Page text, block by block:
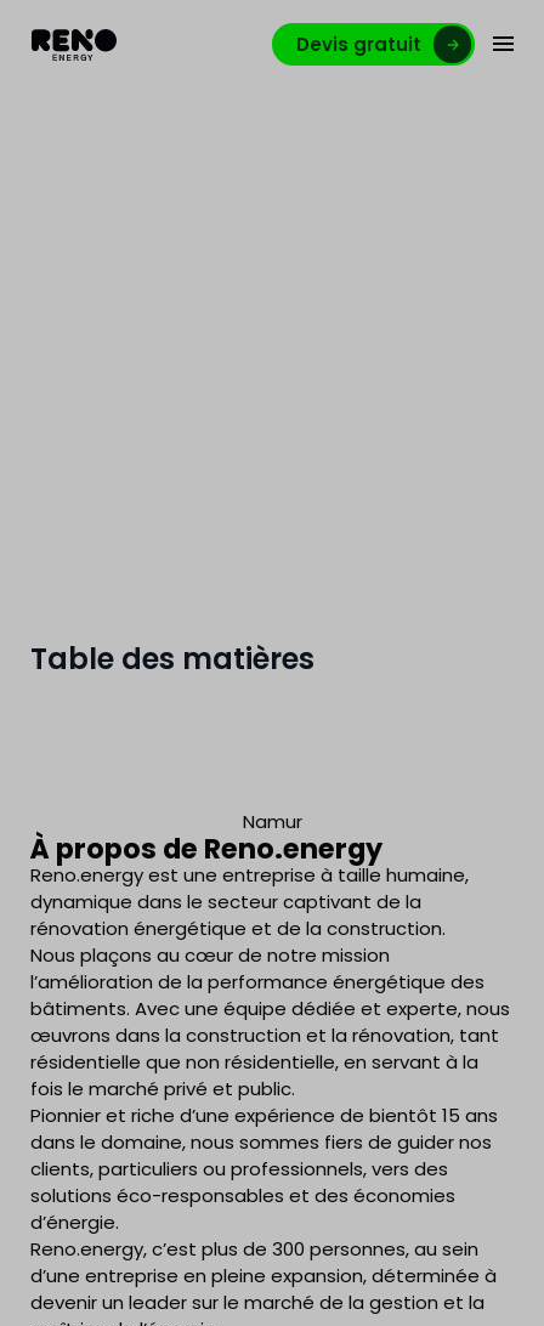
Devis gratuit
Table des matières
Namur
À propos de Reno.energy
Reno.energy est une entreprise à taille humaine,
dynamique dans le secteur captivant de la
rénovation énergétique et de la construction.
Nous plaçons au cœur de notre mission
l’amélioration de la performance énergétique des
bâtiments. Avec une équipe dédiée et experte, nous
œuvrons dans la construction et la rénovation, tant
résidentielle que non résidentielle, en servant à la
fois le marché privé et public.
Pionnier et riche d’une expérience de bientôt 15 ans
dans le domaine, nous sommes fiers de guider nos
clients, particuliers ou professionnels, vers des
solutions éco-responsables et des économies
d’énergie.
Reno.energy, c’est plus de 300 personnes, au sein
d’une entreprise en pleine expansion, déterminée à
devenir un leader sur le marché de la gestion et la